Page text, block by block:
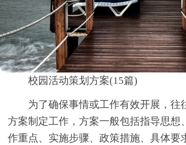
校园活动策划方案(15篇)
为了确保事情或工作有效开展，往
方案制定工作，方案一般包括指导思想
作重点、实施步骤、政策措施、具体要